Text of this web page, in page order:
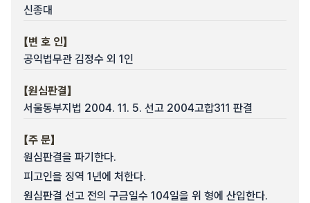
신종대
【변 호 인】
공익법무관 김정수 외 1인
【원심판결】
서울동부지법 2004. 11. 5. 선고 2004고합311 판결
【주 문】
원심판결을 파기한다.
피고인을 징역 1년에 처한다.
원심판결 선고 전의 구금일수 104일을 위 형에 산입한다.